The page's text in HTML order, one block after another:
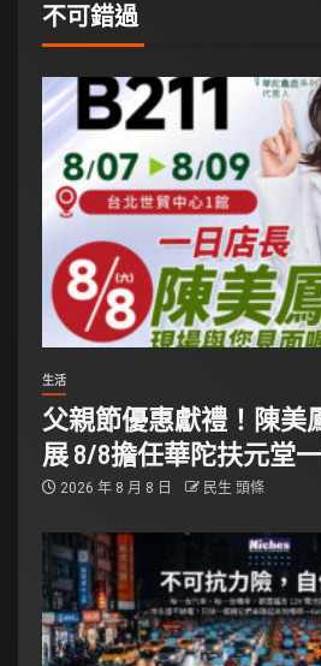
不可錯過
生活
父親節優惠獻禮！陳美
展 8/8擔任華陀扶元堂
2026 年 8 月 8 日 民生 頭條